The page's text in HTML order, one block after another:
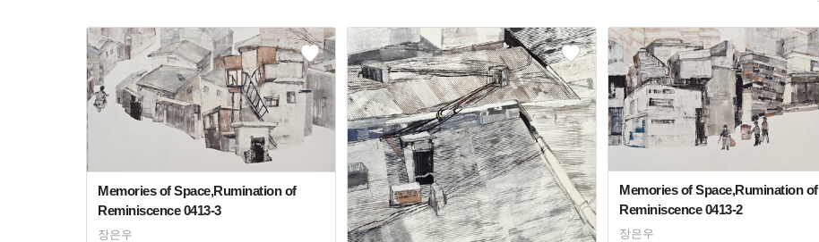
Memories of Space,Rumination of
Reminiscence 0413-3
장은우
Memories of Space,Rumination of
Reminiscence 0413-2
장은우